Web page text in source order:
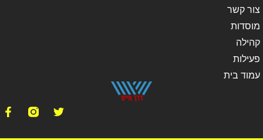
צור קשר
מוסדות
קהילה
פעילות
עמוד בית